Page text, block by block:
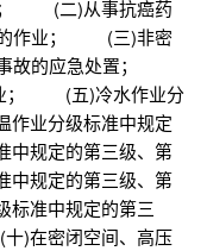
； (二)从事抗癌药
的作业； (三)非密
事故的应急处置；
业； (五)冷水作业分
业分级标准中规定
规定的第三级、第
规定的第三级、第
准中规定的第三
)在密闭空间、高压